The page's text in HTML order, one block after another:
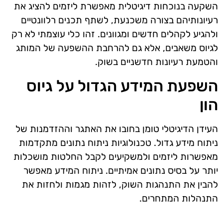
השקעה בנוכחות דיגיטלית מאפשרת ליזמים להציג את
רעיונותיהם בצורה משכנעת, לשתף תכנים רלוונטיים
ולהגיע לקהלים חדשים ומגוונים. זהו כלי עוצמתי לא רק
לגיוס משאבים, אלא גם להרחבת ההשפעה של המותג
והטמעת רעיונות חדשניים בשוק.
השפעת המידע הגדול על גיוס
הון
העידן הדיגיטלי טומן בחובו את האתגר וההזדמנות של
ניתוח מידע גדול. טכנולוגיות ניתוח נתונים מתקדמות
מאפשרות ליזמים ולמשקיעים לקבל החלטות מושכלות
יותר על בסיס נתונים אמיתיים. ניתוח המידע מאפשר
להבין את התנהגות השוק, לזהות מגמות ולחזות את
התנהלות המתחרים.